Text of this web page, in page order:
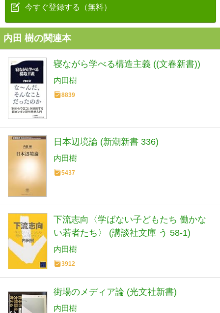
今すぐ登録する（無料）
内田 樹の関連本
寝ながら学べる構造主義 ((文春新書))
内田樹
8839
日本辺境論 (新潮新書 336)
内田樹
5437
下流志向〈学ばない子どもたち 働かな
い若者たち〉 (講談社文庫 う 58-1)
内田樹
3912
街場のメディア論 (光文社新書)
内田樹